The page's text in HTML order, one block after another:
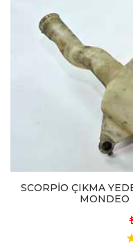
SCORPİO ÇIKMA
MONDEO